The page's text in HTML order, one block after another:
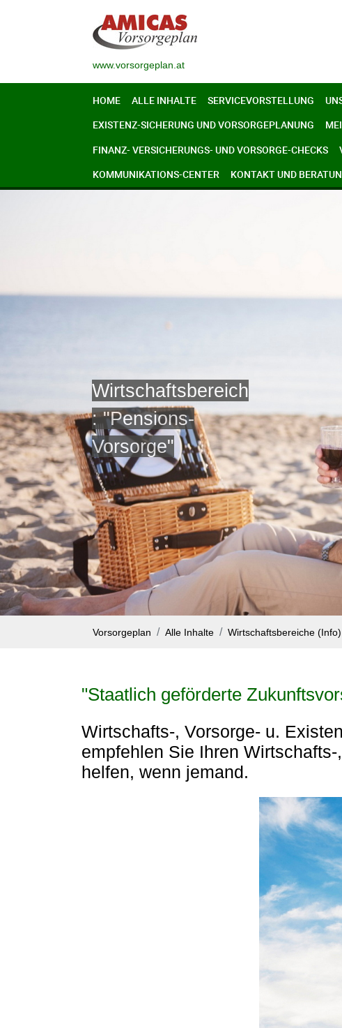
www.vorsorgeplan.at
HOME ALLE INHALTE SERVICEVORSTELLUNG
EXISTENZ-SICHERUNG UND VORSORGEPLANUNG
FINANZ- VERSICHERUNGS- UND VORSORGE-CHECKS
KOMMUNIKATIONS-CENTER
KONTAKT UND
Wirtschaftsbereich
: "Pensions-
Vorsorge"
Vorsorgeplan Alle Inhalte Wirtschaftsbereiche (Info)
"Staatlich geförderte
Wirtschafts-, Vorsorge- u.
empfehlen Sie Ihren
helfen, wenn jemand.